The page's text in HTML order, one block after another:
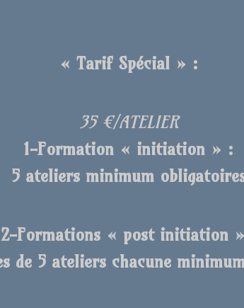
« Tarif Spécial » :
35 €/ATELIER
1-Formation « initiation » :
5 ateliers minimum
2-Formations « post initiation
de 5 ateliers chacune